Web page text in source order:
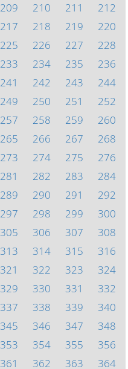
209 210 211
212
217 218 219
220
225 226 227
228
233 234 235
236
241 242 243
244
249 250 251
252
257 258 259
260
265 266 267
268
273 274 275
276
281 282 283
284
289 290 291
292
297 298 299
300
305 306 307
308
313 314 315
316
321 322 323
324
329 330 331
332
337 338 339
340
345 346 347
348
353 354 355
356
361 362 363 364